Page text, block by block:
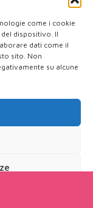
come i cookie
dispositivo. Il
dati come il
sito. Non
su alcune